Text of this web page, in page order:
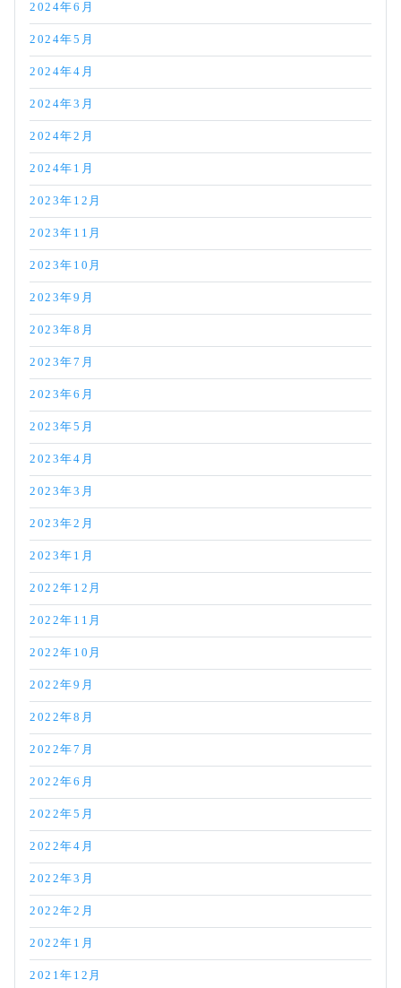
2024年6月
2024年5月
2024年4月
2024年3月
2024年2月
2024年1月
2023年12月
2023年11月
2023年10月
2023年9月
2023年8月
2023年7月
2023年6月
2023年5月
2023年4月
2023年3月
2023年2月
2023年1月
2022年12月
2022年11月
2022年10月
2022年9月
2022年8月
2022年7月
2022年6月
2022年5月
2022年4月
2022年3月
2022年2月
2022年1月
2021年12月